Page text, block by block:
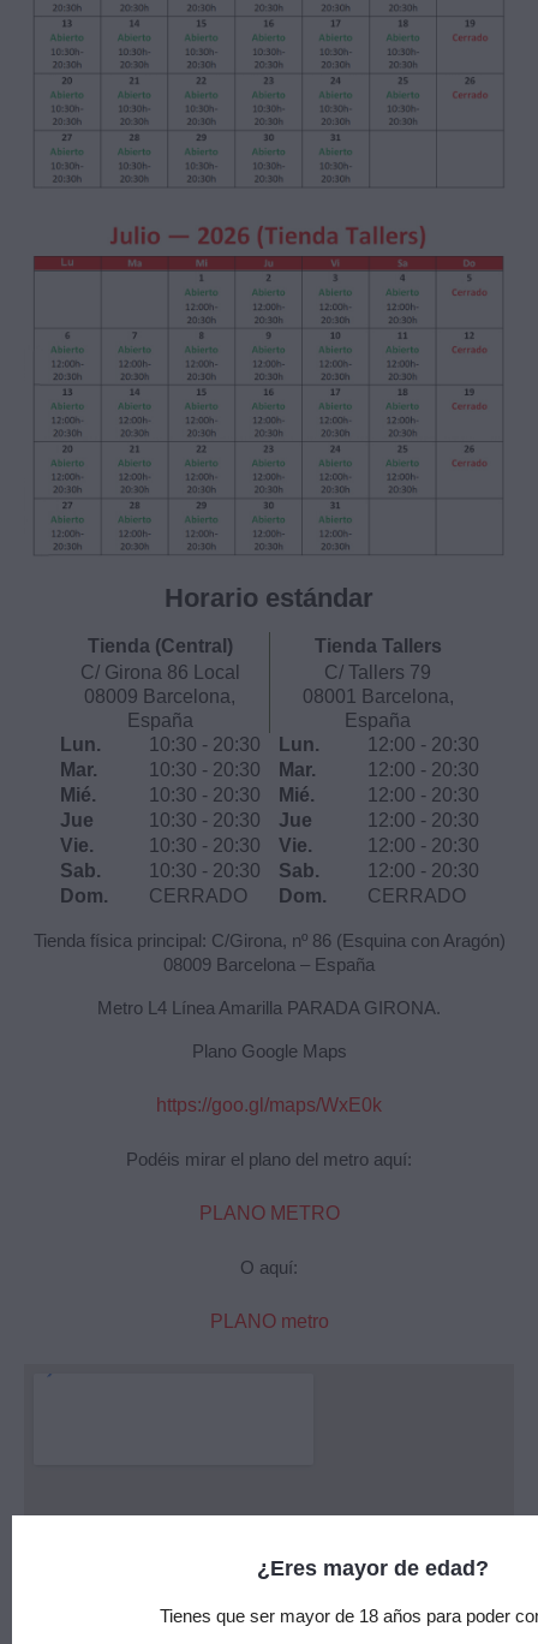
Horario estándar
Tienda (Central)
Tienda Tallers
C/ Girona 86 Local
08009 Barcelona,
España
C/ Tallers 79
08001 Barcelona,
España
Lun.
10:30 - 20:30 Lun.
12:00 - 20:30
Mar.
10:30 - 20:30 Mar.
12:00 - 20:30
Mié.
10:30 - 20:30 Mié.
12:00 - 20:30
Jue
10:30 - 20:30 Jue
12:00 - 20:30
Vie.
10:30 - 20:30 Vie.
12:00 - 20:30
Sab.
10:30 - 20:30 Sab.
12:00 - 20:30
Dom.
CERRADO Dom. CERRADO
Tienda física principal: C/Girona, nº 86 (Esquina con Aragón)
08009 Barcelona – España
Metro L4 Línea Amarilla PARADA GIRONA.
Plano Google Maps
https://goo.gl/maps/WxE0k
Podéis mirar el plano del metro aquí:
PLANO METRO
O aquí:
PLANO metro
¿Eres mayor de edad?
Tienes que ser mayor de 18 años para poder